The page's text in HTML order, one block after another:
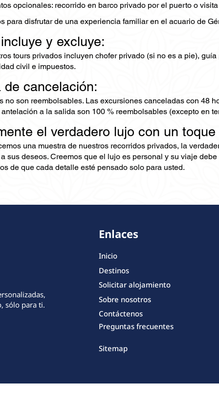
opcionales: recorrido en barco privado por el puerto o
para disfrutar de una experiencia familiar en el acuario de
y excluye:
tours privados incluyen chofer privado (si no es a pie),
civil e impuestos.
de cancelación:
no son reembolsables. Las excursiones canceladas con 48
a la salida son 100 % reembolsables (excepto en
el verdadero lujo con un
una muestra de nuestros recorridos privados, la
sus deseos. Creemos que el lujo es personal y su viaje
de que cada detalle esté pensado solo para usted.
sólo para ti.
Enlaces
Inicio
Destinos
Solicitar alojamiento
Sobre nosotros
Contáctenos
Preguntas frecuentes
Sitemap